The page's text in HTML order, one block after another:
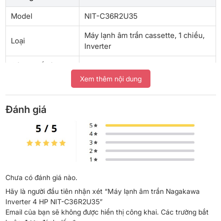
Model NIT-C36R2U35
Loại
Máy lạnh âm trần cassette, 1 chiều,
Inverter
Công suất làm
36.000 BTU (~4 HP)
Gas lạnh R32
tăng ~20% lưu lượng gió
Bơm nước ngưng Tích hợp, đẩy cao tối đa 1.000mm
Cánh 750mm, cửa gió 3D giảm ồn
Dàn tản nhiệt
chống ăn mòn
Diện tích khuyến
50-60 m²
Xem thêm nội dung
Đánh giá
Chưa có đánh giá nào.
Hãy là người đầu tiên nhận xét “Máy lạnh âm trần Nagakawa
Inverter 4 HP NIT-C36R2U35”
Email của bạn sẽ không được hiển thị công khai. Các trường bắt